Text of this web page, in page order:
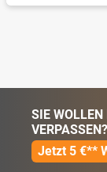
SIE WOLLEN
VERPASSEN?
Jetzt 5 €**